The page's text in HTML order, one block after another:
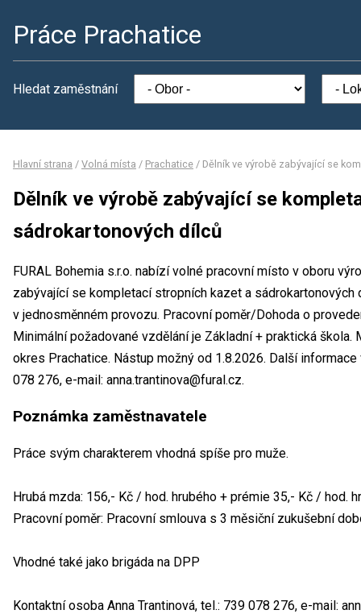
Práce Prachatice
Hledat zaměstnání
Hlavní strana / Volná místa / Prachatice / Dělník ve výrobě zabývající se
Dělník ve výrobě zabývající se
sádrokartonových dílců
FURAL Bohemia s.r.o. nabízí volné pracovní místo v oboru
zabývající se kompletací stropních kazet a sádrokartonových
v jednosměnném provozu. Pracovní poměr/Dohoda o
Minimální požadované vzdělání je Základní + praktická škola.
okres Prachatice. Nástup možný od 1.8.2026. Další
078 276, e-mail: anna.trantinova@fural.cz.
Poznámka zaměstnavatele
Práce svým charakterem vhodná spíše pro muže.
Hrubá mzda: 156,- Kč / hod. hrubého + prémie 35,- Kč / hod.
Pracovní poměr: Pracovní smlouva s 3 měsiční zukušební
Vhodné také jako brigáda na DPP
Kontaktní osoba Anna Trantinová, tel.: 739 078 276, e-mail: